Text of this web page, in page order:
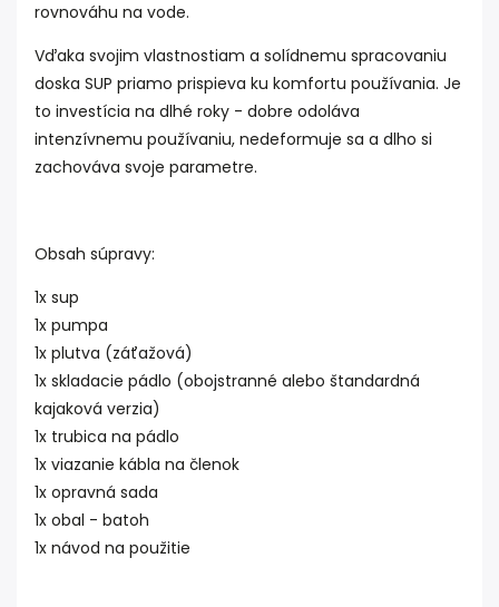
rovnováhu na vode.
Vďaka svojim vlastnostiam a solídnemu spracovaniu
doska SUP priamo prispieva ku komfortu používania. Je
to investícia na dlhé roky - dobre odoláva
intenzívnemu používaniu, nedeformuje sa a dlho si
zachováva svoje parametre.
Obsah súpravy:
1x sup
1x pumpa
1x plutva (záťažová)
1x skladacie pádlo (obojstranné alebo štandardná
kajaková verzia)
1x trubica na pádlo
1x viazanie kábla na členok
1x opravná sada
1x obal - batoh
1x návod na použitie